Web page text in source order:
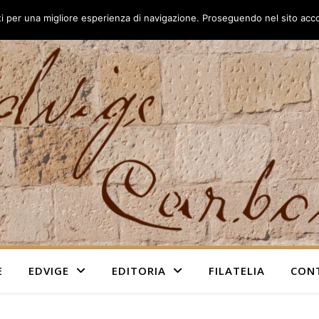
EDVIGE EDITORIA FILATELIA
una migliore esperienza di navigazione. Proseguendo nel sito